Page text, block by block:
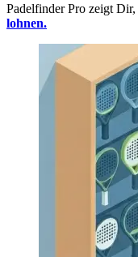
Padelfinder Pro zeigt Dir,
lohnen.